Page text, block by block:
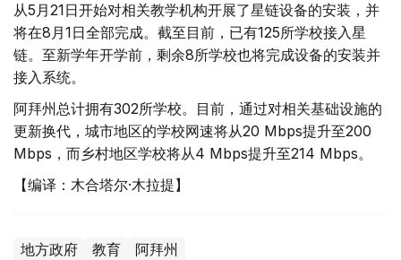
从5月21日开始对相关教学机构开展了星链设备的安装，并
将在8月1日全部完成。截至目前，已有125所学校接入星
链。至新学年开学前，剩余8所学校也将完成设备的安装并
接入系统。
阿拜州总计拥有302所学校。目前，通过对相关基础设施的
更新换代，城市地区的学校网速将从20 Mbps提升至200
Mbps，而乡村地区学校将从4 Mbps提升至214 Mbps。
【编译：木合塔尔·木拉提】
地方政府 教育 阿拜州